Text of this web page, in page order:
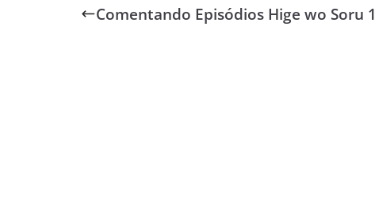
Comentando Episódios Hige wo Soru 1